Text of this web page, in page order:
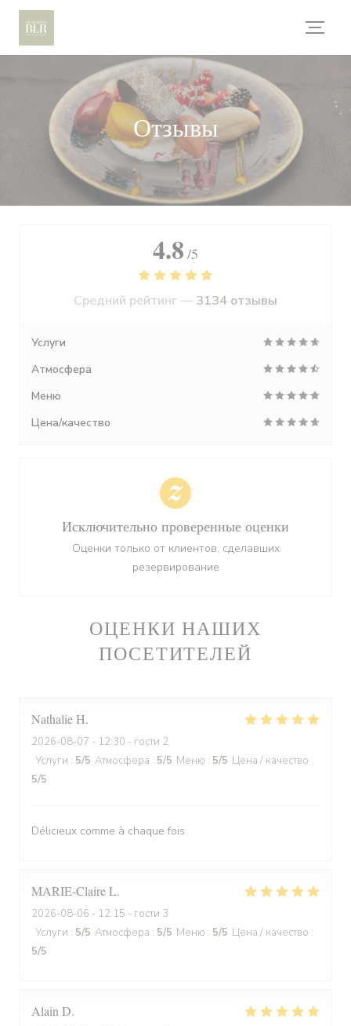
Панель управления cookies
Отзывы
ОЦЕНКИ НАШИХ
ПОСЕТИТЕЛЕЙ
NathalieH
2026-08-07 - 12:30 - гости 2
Услуги : 5/5 Атмосфера : 5/5 Меню : 5/5 Цена / качество :
5/5
Délicieux comme à chaque fois
MARIE-ClaireL
2026-08-06 - 12:15 - гости 3
Услуги : 5/5 Атмосфера : 5/5 Меню : 5/5 Цена / качество :
5/5
Alain D
4.8 /5
Средний рейтинг — 3134 отзывы
Услуги
Атмосфера
Меню
Цена/качество
Исключительно проверенные оценки
Оценки только от клиентов, сделавших
резервирование